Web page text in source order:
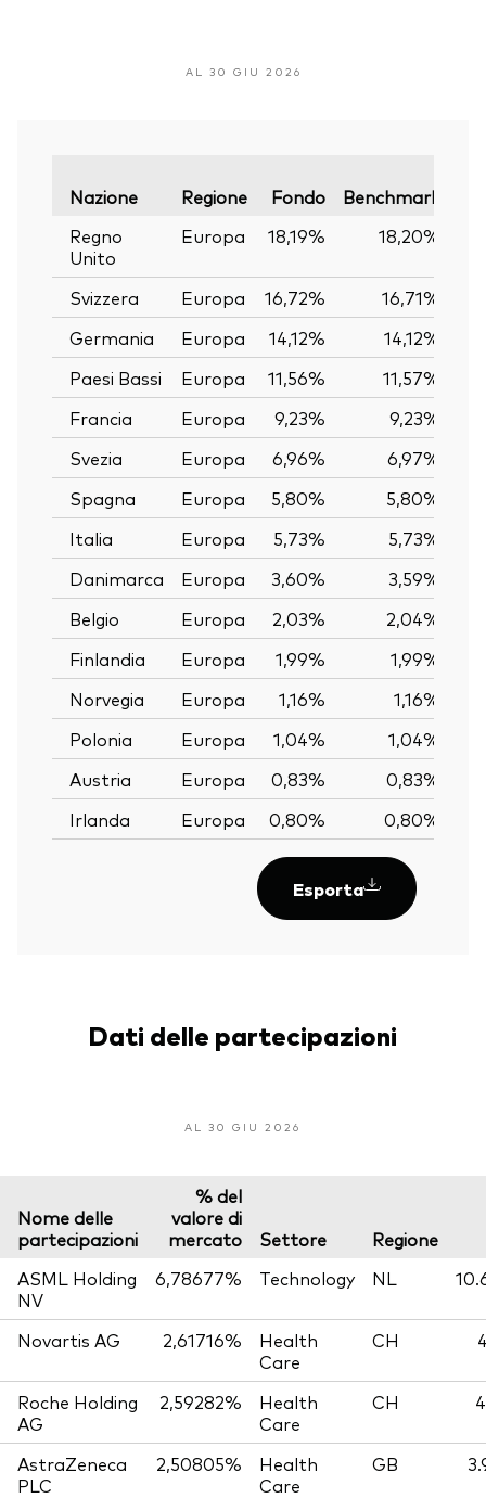
AL 30 GIU 2026
Nazione Regione Fondo Benchmark
Regno
Unito
Europa 18,19% 18,20%
Svizzera Europa 16,72%
16,71%
Germania
Europa 14,12%
14,12%
Paesi Bassi
Europa 11,56% 11,57%
Francia
Europa 9,23%
9,23%
Svezia
Europa 6,96% 6,97%
Spagna
Europa 5,80%
5,80%
Italia
Europa 5,73%
5,73%
Danimarca
Europa 3,60%
3,59%
Belgio
Europa 2,03% 2,04%
Finlandia
Europa 1,99%
1,99%
Norvegia
Europa 1,16%
1,16%
Polonia
Europa 1,04%
1,04%
Austria
Europa 0,83%
0,83%
Irlanda
Europa 0,80% 0,80%
Esporta
Dati delle partecipazioni
AL 30 GIU 2026
Nome delle
partecipazioni
% del
valore di
mercato
Settore
Regione
ASML Holding
NV
6,78677% Technology NL
Novartis AG 2,61716%
Health
Care
CH
Roche Holding
AG
2,59282%
Health
Care
CH
AstraZeneca
PLC
2,50805%
Health
Care
GB